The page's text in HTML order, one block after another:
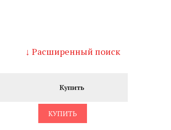
↓ Расширенный поиск
Купить
КУПИТЬ